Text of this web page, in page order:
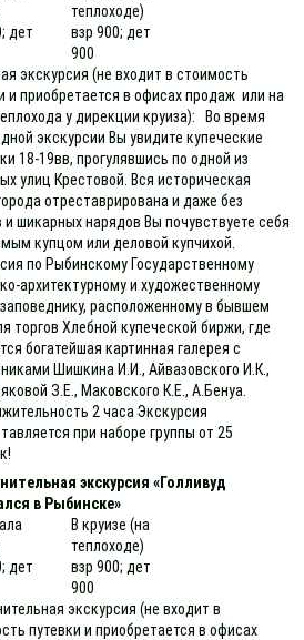
дет
теплоходе)
взр 900; дет
900
экскурсия (не входит в стоимость
и приобретается в офисах продаж или на
у дирекции круиза): Во время
экскурсии Вы увидите купеческие
18-19вв, прогулявшись по одной из
улиц Крестовой. Вся историческая
отреставрирована и даже без
и шикарных нарядов Вы почувствуете себя
купцом или деловой купчихой.
по Рыбинскому Государственному
архитектурному и художественному
расположенному в бывшем
торгов Хлебной купеческой биржи, где
богатейшая картинная галерея с
Шишкина И.И., Айвазовского И.К.,
З.Е., Маковского К.Е., А.Бенуа.
2 часа Экскурсия
при наборе группы от 25
экскурсия «Голливуд
в Рыбинске»
дет
В круизе (на
теплоходе)
взр 900; дет
900
экскурсия (не входит в
путевки и приобретается в офисах